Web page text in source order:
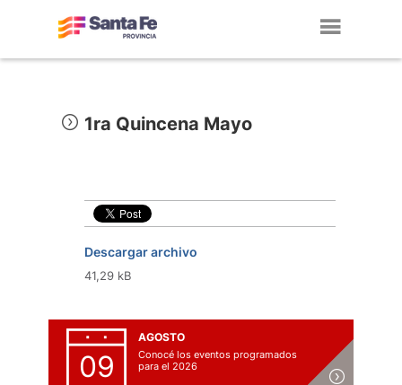
1ra Quincena Mayo
Descargar archivo
41,29 kB
09
AGOSTO
Conocé los eventos programados
para el 2026